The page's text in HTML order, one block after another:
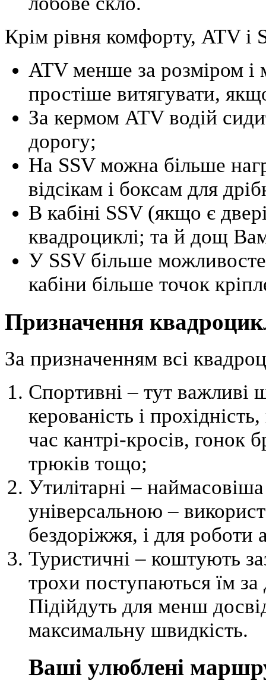
Крім рівня комфорту, ATV і
ATV менше за розміром
простіше витягувати,
За кермом ATV водій
дорогу;
На SSV можна більше
відсікам і боксам для
В кабіні SSV (якщо є
квадроциклі; та й дощ
У SSV більше
кабіни більше точок
Призначення
За призначенням всі
Спортивні – тут важливі
керованість і
час кантрі-кросів, гонок
трюків тощо;
Утилітарні –
універсальною –
бездоріжжя, і для роботи
Туристичні – коштують
трохи поступаються їм
Підійдуть для менш
максимальну швидкість.
Ваші улюблені